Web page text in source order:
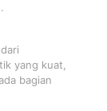
yang kuat,
bagian